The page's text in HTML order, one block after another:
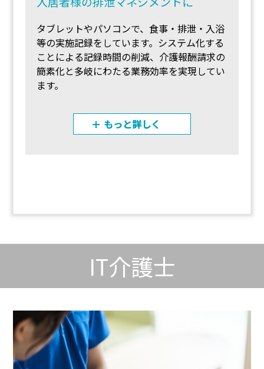
タブレットやパソコンで、食事・排泄・入浴
等の実施記録をしています。システム化する
ことによる記録時間の削減、介護報酬請求の
簡素化と多岐にわたる業務効率を実現してい
ます。
もっと詳しく
IT介護士